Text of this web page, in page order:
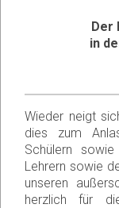
Der
in
Wieder neigt
dies zum
Schülern
Lehrern sowie
unseren
herzlich für